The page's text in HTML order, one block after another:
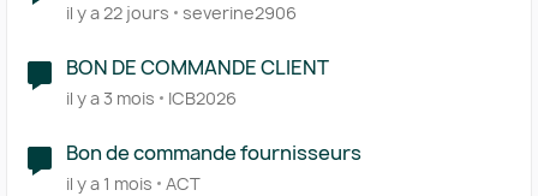
il y a 22 jours severine2906
BON DE COMMANDE CLIENT
il y a 3 mois ICB2026
Bon de commande fournisseurs
il y a 1 mois ACT